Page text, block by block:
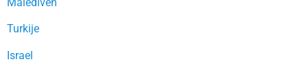
Turkije
Israel